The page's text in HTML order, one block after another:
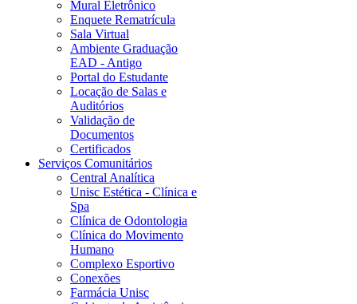
Mural Eletrônico
Enquete Rematrícula
Sala Virtual
Ambiente Graduação
EAD - Antigo
Portal do Estudante
Locação de Salas e
Auditórios
Validação de
Documentos
Certificados
Serviços Comunitários
Central Analítica
Unisc Estética - Clínica e
Spa
Clínica de Odontologia
Clínica do Movimento
Humano
Complexo Esportivo
Conexões
Farmácia Unisc